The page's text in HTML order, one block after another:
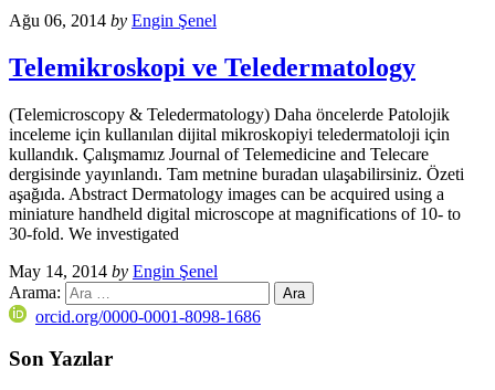
Ağu 06, 2014 by Engin Şenel
Telemikroskopi ve Teledermatology
(Telemicroscopy & Teledermatology) Daha öncelerde Patolojik
inceleme için kullanılan dijital mikroskopiyi teledermatoloji için
kullandık. Çalışmamız Journal of Telemedicine and Telecare
dergisinde yayınlandı. Tam metnine buradan ulaşabilirsiniz. Özeti
aşağıda. Abstract Dermatology images can be acquired using a
miniature handheld digital microscope at magnifications of 10- to
30-fold. We investigated
May 14, 2014 by Engin Şenel
Arama:
orcid.org/0000-0001-8098-1686
Son Yazılar